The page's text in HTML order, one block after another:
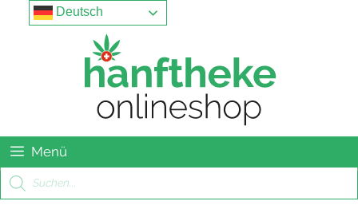
Springe
Menu
Menü
Products
search
Deutsch